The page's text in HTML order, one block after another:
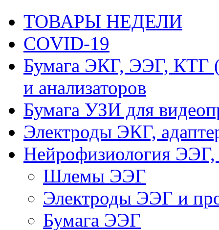
ТОВАРЫ НЕДЕЛИ
COVID-19
Бумага ЭКГ, ЭЭГ, КТГ
и анализаторов
Бумага УЗИ для
Электроды ЭКГ,
Нейрофизиология
Шлемы ЭЭГ
Электроды ЭЭГ и
Бумага ЭЭГ